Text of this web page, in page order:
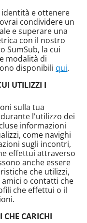
identità e ottenere
condividere un
e superare una
con il nostro
SumSub, la cui
modalità di
disponibili qui.
UTILIZZI I
sulla tua
l'utilizzo dei
informazioni
come navighi
sugli incontri,
effettui attraverso
anche essere
che utilizzi,
o contatti che
che effettui o il
CARICHI